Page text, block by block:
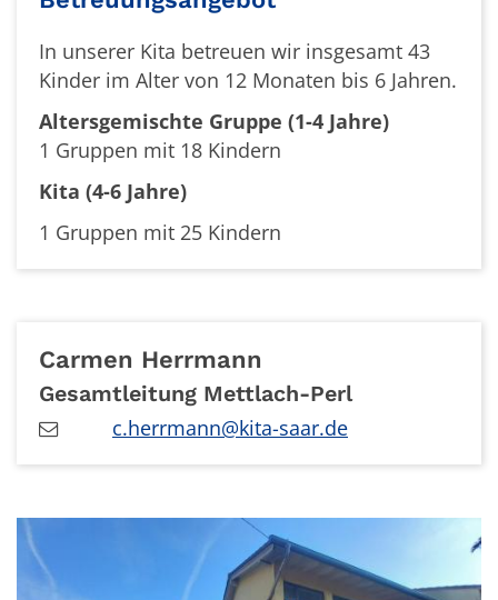
In unserer Kita betreuen wir insgesamt 43
Kinder im Alter von 12 Monaten bis 6 Jahren.
Altersgemischte Gruppe (1-4 Jahre)
1 Gruppen mit 18 Kindern
Kita (4-6 Jahre)
1 Gruppen mit 25 Kindern
Carmen Herrmann
Gesamtleitung Mettlach-Perl
c.herrmann@kita-saar.de